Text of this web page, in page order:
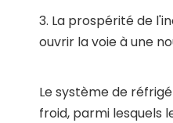
3. La prospérité de
ouvrir la voie à une
Le système de
froid, parmi lesquels